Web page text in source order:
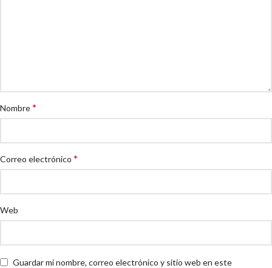
Nombre*
Correo electrónico *
Web
Guardar mi nombre, correo electrónico y sitio web en este